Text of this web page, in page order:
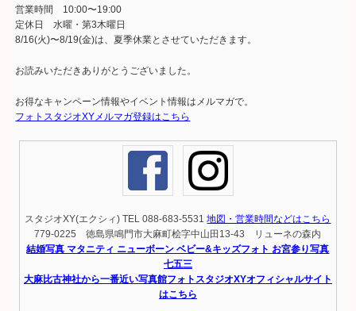
営業時間 10:00〜19:00
定休日 水曜・第3木曜日
8/16(火)〜8/19(金)は、夏季休業とさせていただきます。
お読みいただきありがとうございました。
お得なキャンペーン情報やイベント情報はメルマガで。
フォトスタジオXYメルマガ登録はこちら
スタジオXY(エクシィ) TEL 088-683-5531地図・営業時間などはこちら
779-0225 徳島県鳴門市大麻町桧字中山田13-43 リューネの森内
結婚写真 マタニティ ニューボーン ベビー&キッズフォト お宮参り写真
七五三
大麻比古神社から一番近い写真館フォトスタジオXYオフィシャルサイト
はこちら